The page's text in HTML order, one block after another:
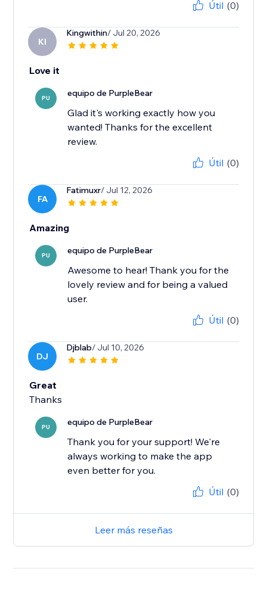
Útil (0)
KI
Kingwithin/ Jul 20, 2026
Love it
PU equipo de PurpleBear
Glad it's working exactly how you
wanted! Thanks for the excellent
review.
Útil (0)
FA
Fatimuxr/ Jul 12, 2026
Amazing
PU equipo de PurpleBear
Awesome to hear! Thank you for the
lovely review and for being a valued
user.
Útil (0)
DJ
Djblab/ Jul 10, 2026
Great
Thanks
PU equipo de PurpleBear
Thank you for your support! We're
always working to make the app
even better for you.
Útil (0)
Leer más reseñas